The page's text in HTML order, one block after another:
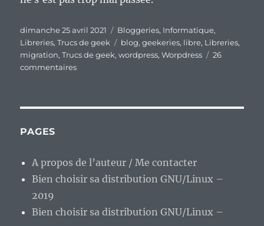
Publié
le
dimanche 25 avril 2021 Catégories
Bloggeries, Informatique,
Libreries,Trucs de geek Étiquettes
blog,geekeries, libre, Libreries,
migration,Trucs de geek,wordpress,Worpdress
26
commentairessur
PAGES
A propos de l’auteur / Me contacter
Bien choisir sa distribution GNU/Linux –
2019
Bien choisir sa distribution GNU/Linux –